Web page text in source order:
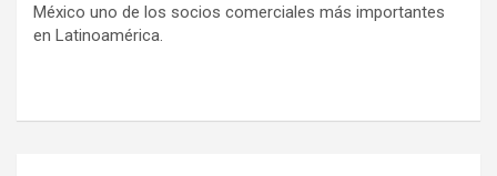
México uno de los socios comerciales más importantes
en Latinoamérica.